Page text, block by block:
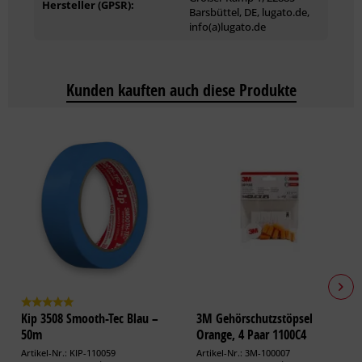
Universalverdünner reinigen.
Hersteller (GPSR):
Barsbüttel, DE, lugato.de,
info(a)lugato.de
Kunden kauften auch diese Produkte
Kip 3508 Smooth-Tec Blau –
50m
Artikel-Nr.: KIP-110059
3M Gehörschutzstöpsel
Orange, 4 Paar 1100C4
Artikel-Nr.: 3M-100007